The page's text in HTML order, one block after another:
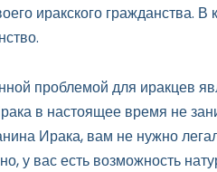
иракского гражданства. В
проблемой для иракцев
в настоящее время не
Ирака, вам не нужно
у вас есть возможность